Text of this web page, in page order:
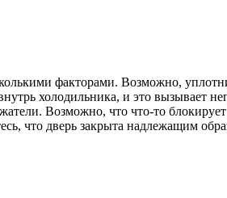
факторами. Возможно,
холодильника, и это вызывает
Возможно, что что-то
что дверь закрыта надлежащим